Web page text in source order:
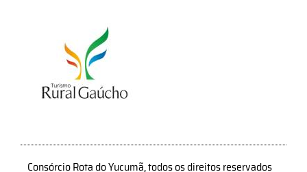
Consórcio Rota do Yucumã, todos os direitos reservados